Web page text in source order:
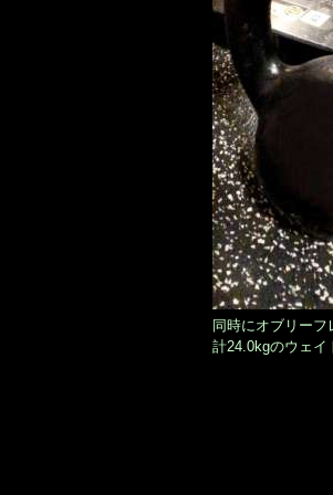
同時にオブリーフ
計24.0kgのウェイ